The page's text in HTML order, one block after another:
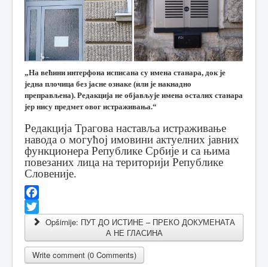
„На већини интерфона исписана су имена станара, док је
једна плочица без јасне ознаке (или је накнадно
преправљена). Редакција не објављује имена осталих станара
јер нису предмет овог истраживања.“
Редакција Трагова наставља истраживање
навода о могућој имовини актуелних јавних
функционера Републике Србије и са њима
повезаних лица на територији Републике
Словеније.
Facebook
TwitterOpširnije: ПУТ ДО ИСТИНЕ – ПРЕКО ДОКУМЕНАТА
А НЕ ГЛАСИНА
Write comment (0 Comments)